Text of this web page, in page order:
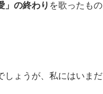
」の終わり を歌ったもの
しょうが、私にはいまだ